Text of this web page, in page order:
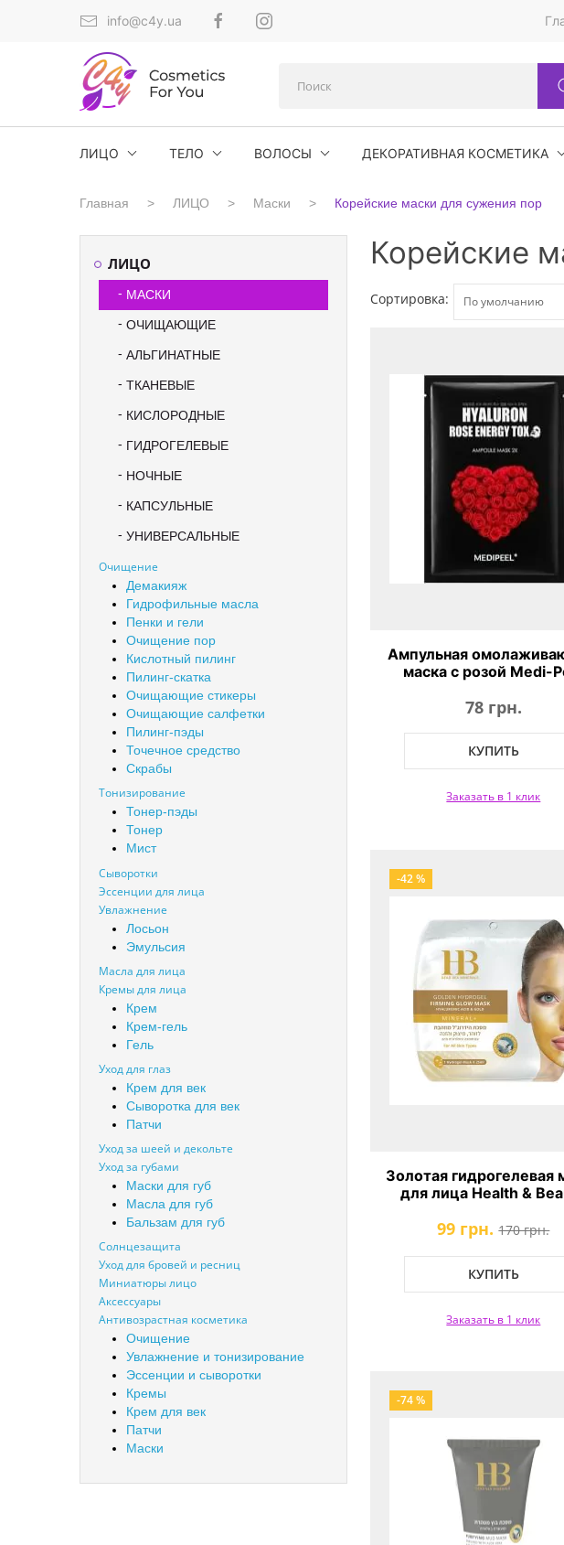
info@c4y.ua
ЛИЦО ТЕЛО ВОЛОСЫ ДЕКОРАТИВНАЯ КОСМЕТИКА
Главная ЛИЦО Маски Корейские маски для сужения пор
ЛИЦО
МАСКИ
ОЧИЩАЮЩИЕ
АЛЬГИНАТНЫЕ
ТКАНЕВЫЕ
КИСЛОРОДНЫЕ
ГИДРОГЕЛЕВЫЕ
НОЧНЫЕ
КАПСУЛЬНЫЕ
УНИВЕРСАЛЬНЫЕ
Очищение
Демакияж
Гидрофильные масла
Пенки и гели
Очищение пор
Кислотный пилинг
Пилинг-скатка
Очищающие стикеры
Очищающие салфетки
Пилинг-пэды
Точечное средство
Скрабы
Тонизирование
Тонер-пэды
Тонер
Мист
Сыворотки
Эссенции для лица
Увлажнение
Лосьон
Эмульсия
Масла для лица
Кремы для лица
Крем
Крем-гель
Гель
Уход для глаз
Крем для век
Сыворотка для век
Патчи
Уход за шеей и декольте
Уход за губами
Маски для губ
Масла для губ
Бальзам для губ
Солнцезащита
Уход для бровей и ресниц
Миниатюры лицо
Аксессуары
Антивозрастная косметика
Очищение
Увлажнение и тонизирование
Эссенции и сыворотки
Кремы
Крем для век
Патчи
Маски
Корейские
Сортировка:
Ампульная
маска с розой Medi-
78 грн.
КУПИТЬ
Заказать в 1 клик
-42 %
Золотая гидрогелевая
для лица Health &
99 грн. 170 грн.
КУПИТЬ
Заказать в 1 клик
-74 %